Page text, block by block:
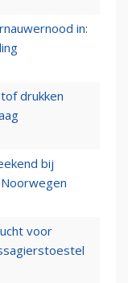
in:
drukken
bij
voor